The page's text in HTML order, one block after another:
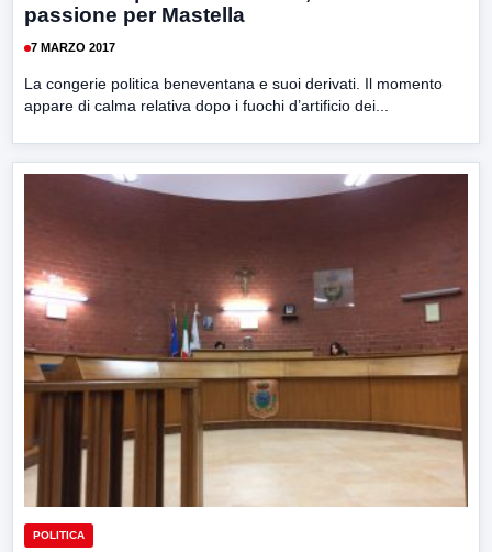
passione per Mastella
7 MARZO 2017
La congerie politica beneventana e suoi derivati. Il momento
appare di calma relativa dopo i fuochi d’artificio dei...
POLITICA